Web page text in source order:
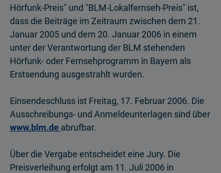
Hörfunk-Preis" und "BLM-Lokalfernseh-Preis" ist,
dass die Beiträge im Zeitraum zwischen dem 21.
Januar 2005 und dem 20. Januar 2006 in einem
unter der Verantwortung der BLM stehenden
Hörfunk- oder Fernsehprogramm in Bayern als
Erstsendung ausgestrahlt wurden.
Einsendeschluss ist Freitag, 17. Februar 2006. Die
Ausschreibungs- und Anmelde­unterlagen sind über
www.blm.de abrufbar.
Über die Vergabe entscheidet eine Jury. Die
Preisverleihung erfolgt am 11. Juli 2006 in